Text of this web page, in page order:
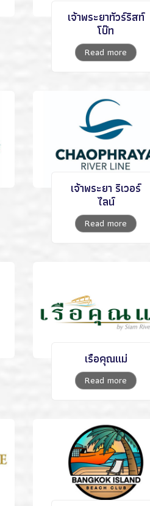
เจ้าพระยาทัวร์ริสท์
โบ๊ท
Read more
เจ้าพระยา ริเวอร์
ไลน์
Read more
เรือคุณแม่
Read more